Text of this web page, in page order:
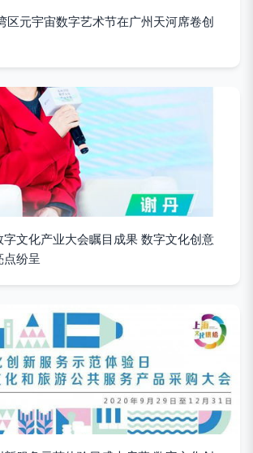
区元宇宙数字艺术节在广州天河席卷创
文化产业大会瞩目成果 数字文化创意
点纷呈